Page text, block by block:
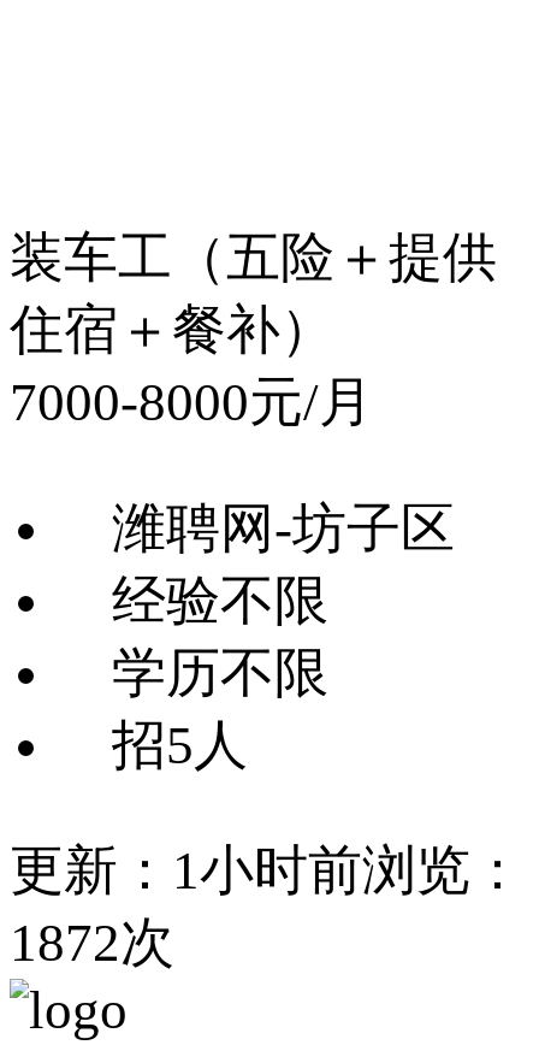
装车工（五险＋提供
住宿＋餐补）
7000-8000元/月
潍聘网-坊子区
经验不限
学历不限
招5人
更新：1小时前浏览：
1872次